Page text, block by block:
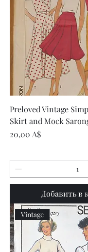
Preloved Vintage
Skirt and Mock
Цена
20,00 A$
Добавить в
Vintage